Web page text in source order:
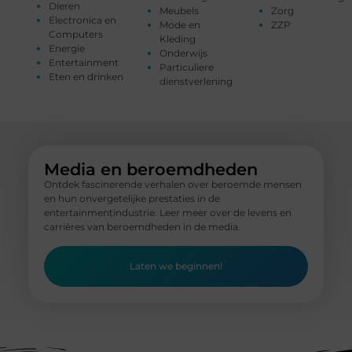
Dieren
Electronica en
Computers
Energie
Entertainment
Eten en drinken
Meubels
Mode en
Kleding
Onderwijs
Particuliere
dienstverlening
Zorg
ZZP
Media en beroemdheden
Ontdek fascinerende verhalen over beroemde mensen
en hun onvergetelijke prestaties in de
entertainmentindustrie. Leer meer over de levens en
carrières van beroemdheden in de media.
Laten we beginnen!